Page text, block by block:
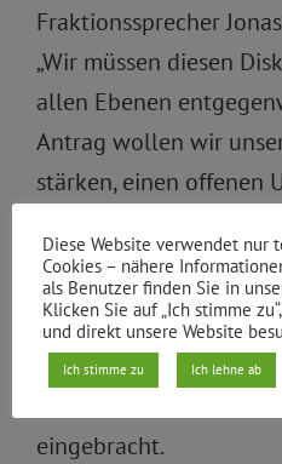
Fraktionssprecher
„Wir müssen diesen
allen Ebenen
Antrag wollen wir
stärken, einen offenen
Schmidt-Stanojevic
Sportausschusses.
Der Antrag kannhier
eingebracht.
Diese Website verwendet nur
Cookies – nähere
als Benutzer finden Sie in
Klicken Sie auf „Ich stimme
und direkt unsere Website
Ich stimme zu Ich lehne ab